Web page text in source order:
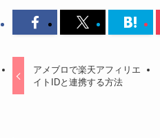
アメブロで楽天アフィリエ
イトIDと連携する方法